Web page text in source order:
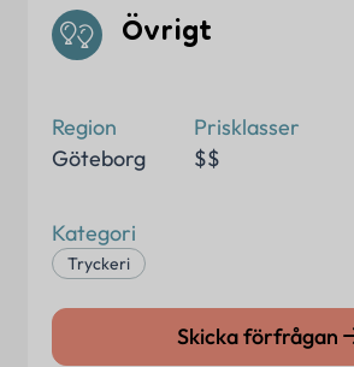
Övrigt
Skicka förfrågan
Region
Göteborg
Prisklasser
$$
Kategori
Tryckeri